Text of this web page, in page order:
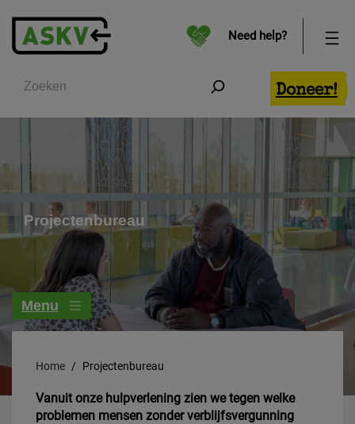
Zoeken
Doneer!
Need help?
Projectenbureau
Menu
Home Projectenbureau
Vanuit onze hulpverlening zien we tegen welke
problemen mensen zonder verblijfsvergunning